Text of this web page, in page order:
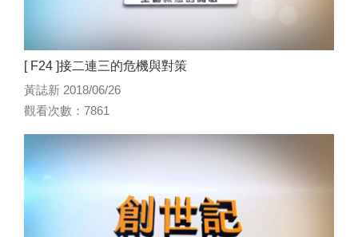
[ F24 ]接二連三的危機與對策
黃誌新 2018/06/26
觀看次數：7861